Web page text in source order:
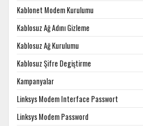
Kablonet Modem Kurulumu
Kablosuz Ağ Adını Gizleme
Kablosuz Ağ Kurulumu
Kablosuz Şifre Degiştirme
Kampanyalar
Linksys Modem Interface Passwort
Linksys Modem Password